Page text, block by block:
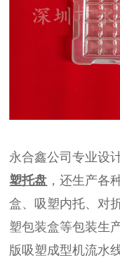
永合鑫公司专业设
塑托盘 ，还生产各
盒、 吸塑内托、对
塑包装盒等包装生
版吸塑成型机流水